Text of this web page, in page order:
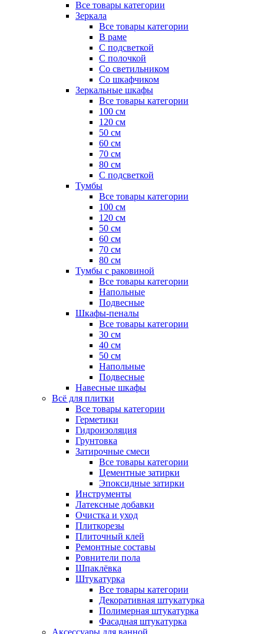
Все товары категории
Зеркала
Все товары категории
В раме
С подсветкой
С полочкой
Со светильником
Со шкафчиком
Зеркальные шкафы
Все товары категории
100 см
120 см
50 см
60 см
70 см
80 см
С подсветкой
Тумбы
Все товары категории
100 см
120 см
50 см
60 см
70 см
80 см
Тумбы с раковиной
Все товары категории
Напольные
Подвесные
Шкафы-пеналы
Все товары категории
30 см
40 см
50 см
Напольные
Подвесные
Навесные шкафы
Всё для плитки
Все товары категории
Герметики
Гидроизоляция
Грунтовка
Затирочные смеси
Все товары категории
Цементные затирки
Эпоксидные затирки
Инструменты
Латексные добавки
Очистка и уход
Плиткорезы
Плиточный клей
Ремонтные составы
Ровнители пола
Шпаклёвка
Штукатурка
Все товары категории
Декоративная штукатурка
Полимерная штукатурка
Фасадная штукатурка
Аксессуары для ванной